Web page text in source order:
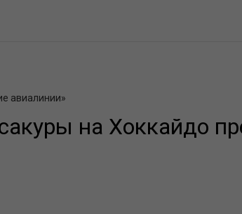
авиалинии»
на Хоккайдо